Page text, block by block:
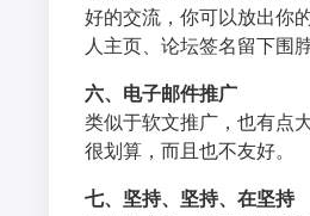
好的交流，你可以放出你
人主页、论坛签名留下围
六、电子邮件推广
类似于软文推广，也有点
很划算，而且也不友好。
七、坚持、坚持、在坚持